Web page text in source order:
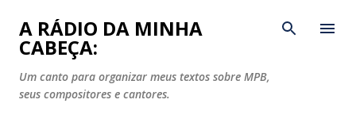
Pular para o conteúdo principal
A RÁDIO DA MINHA
CABEÇA:
Um canto para organizar meus textos sobre MPB,
seus compositores e cantores.